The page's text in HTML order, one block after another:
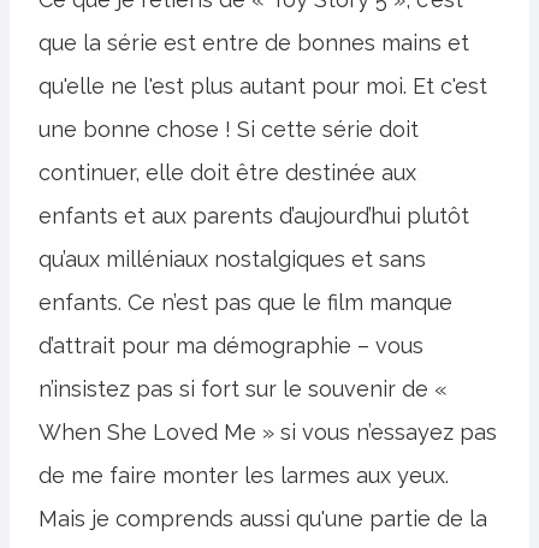
que la série est entre de bonnes mains et
qu'elle ne l'est plus autant pour moi. Et c'est
une bonne chose ! Si cette série doit
continuer, elle doit être destinée aux
enfants et aux parents d’aujourd’hui plutôt
qu’aux milléniaux nostalgiques et sans
enfants. Ce n’est pas que le film manque
d’attrait pour ma démographie – vous
n’insistez pas si fort sur le souvenir de «
When She Loved Me » si vous n’essayez pas
de me faire monter les larmes aux yeux.
Mais je comprends aussi qu'une partie de la